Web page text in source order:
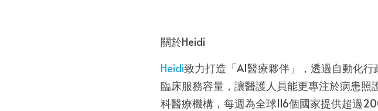
關於Heidi
Heidi致力打造「AI醫療夥伴」，透過自動化
臨床服務容量，讓醫護人員能更專注於病患
科醫療機構，每週為全球116個國家提供超過